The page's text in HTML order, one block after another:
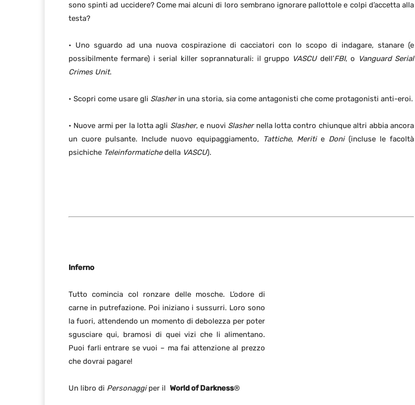
sono spinti ad uccidere? Come mai alcuni di loro sembrano ignorare pallottole e colpi d’accetta alla
testa?
• Uno sguardo ad una nuova cospirazione di cacciatori con lo scopo di indagare, stanare (e
possibilmente fermare) i serial killer soprannaturali: il gruppo VASCU dell’FBI, o
Vanguard Serial
Crimes Unit.
• Scopri come usare gli Slasherin una storia, sia come antagonisti che come protagonisti anti-eroi.
• Nuove armi per la lotta agli Slasher, e nuovi Slasher nella lotta contro chiunque altri abbia ancora
un cuore pulsante. Include nuovo equipaggiamento,
Tattiche, Meritie Doni(incluse le facoltà
psichiche Teleinformatichedella VASCU).
Inferno
Tutto comincia col ronzare delle mosche. L’odore di
carne in putrefazione. Poi iniziano i sussurri. Loro sono
la fuori, attendendo un momento di debolezza per poter
sgusciare qui, bramosi di quei vizi che li alimentano.
Puoi farli entrare se vuoi – ma fai attenzione al prezzo
che dovrai pagare!
Un libro di Personaggiper il World of Darkness®